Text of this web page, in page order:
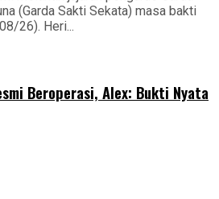
(Garda Sakti Sekata) masa bakti
26). Heri...
Beroperasi, Alex: Bukti Nyata